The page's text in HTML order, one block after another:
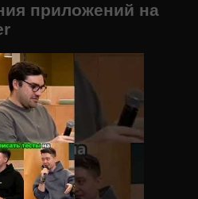
приложений на